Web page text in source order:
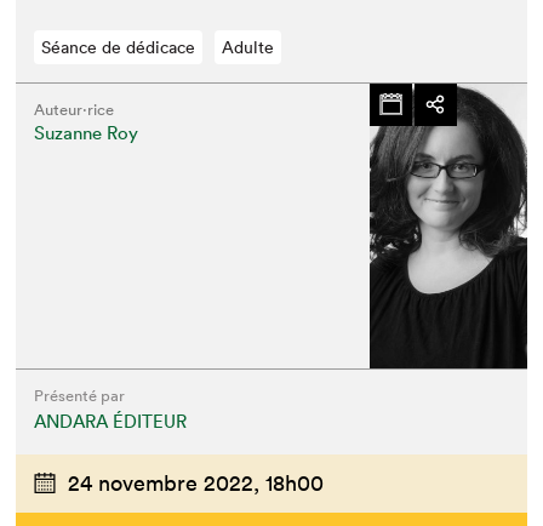
Séance de dédicace Adulte
Auteur·rice
Suzanne Roy
Présenté par
ANDARA ÉDITEUR
24 novembre 2022, 18h00